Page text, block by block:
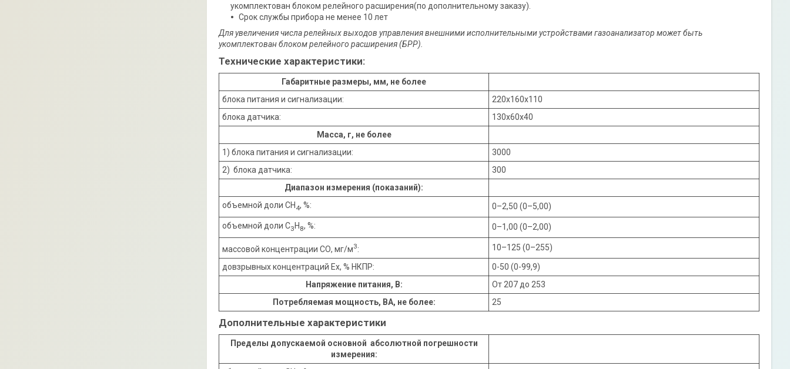
укомплектован блоком релейного расширения(по дополнительному заказу).
Срок службы прибора не менее 10 лет
Для увеличения числа релейных выходов управления внешними исполнительными устройствами газоанализатор может быть
укомплектован блоком релейного расширения (БРР).
Технические характеристики:
Габаритные размеры, мм, не более
блока питания и сигнализации:
220х160х110
блока датчика:
130х60х40
Масса, г, не более
1) блока питания и сигнализации:
3000
2) блока датчика­:
300
Диапазон измерения (показаний):
объемной доли СН4, %: 0–2,50 (0–5,00)
объемной доли С3Н8, %: 0–1,00 (0–2,00)
массовой концентрации СО, мг/м3: 10–125 (0–255)
довзрывных концентраций Ех, % НКПР:
0-50 (0-99,9)
Напряжение питания, В:
От 207 до 253
Потребляемая ­мощность, ВА, не б­олее:
25
Дополнительные характеристики
Пределы допускаемой основной абсолютной погрешности
измерения: